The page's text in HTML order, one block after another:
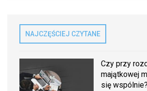
NAJCZĘŚCIEJ CZYTANE
Czy przy
majątkowej
się wspólnie?